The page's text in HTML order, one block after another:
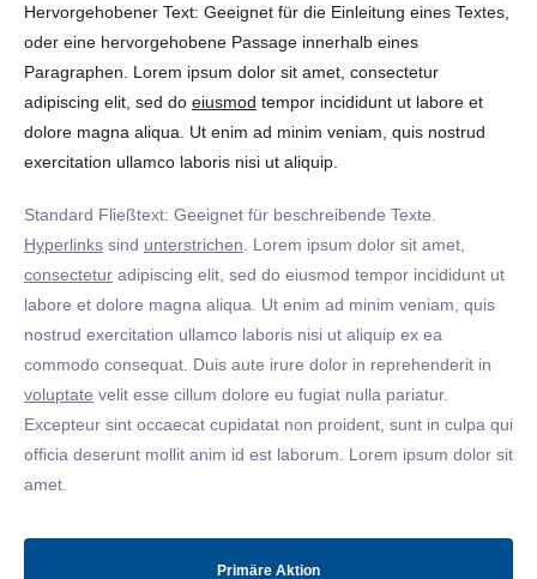
Hervorgehobener Text: Geeignet für die Einleitung eines Textes,
oder eine hervorgehobene Passage innerhalb eines
Paragraphen. Lorem ipsum dolor sit amet, consectetur
adipiscing elit, sed do eiusmod tempor incididunt ut labore et
dolore magna aliqua. Ut enim ad minim veniam, quis nostrud
exercitation ullamco laboris nisi ut aliquip.
Standard Fließtext: Geeignet für beschreibende Texte.
Hyperlinks sind unterstrichen . Lorem ipsum dolor sit amet,
consectetur adipiscing elit, sed do eiusmod tempor incididunt ut
labore et dolore magna aliqua. Ut enim ad minim veniam, quis
nostrud exercitation ullamco laboris nisi ut aliquip ex ea
commodo consequat. Duis aute irure dolor in reprehenderit in
voluptate velit esse cillum dolore eu fugiat nulla pariatur.
Excepteur sint occaecat cupidatat non proident, sunt in culpa qui
officia deserunt mollit anim id est laborum. Lorem ipsum dolor sit
amet.
Primäre Aktion